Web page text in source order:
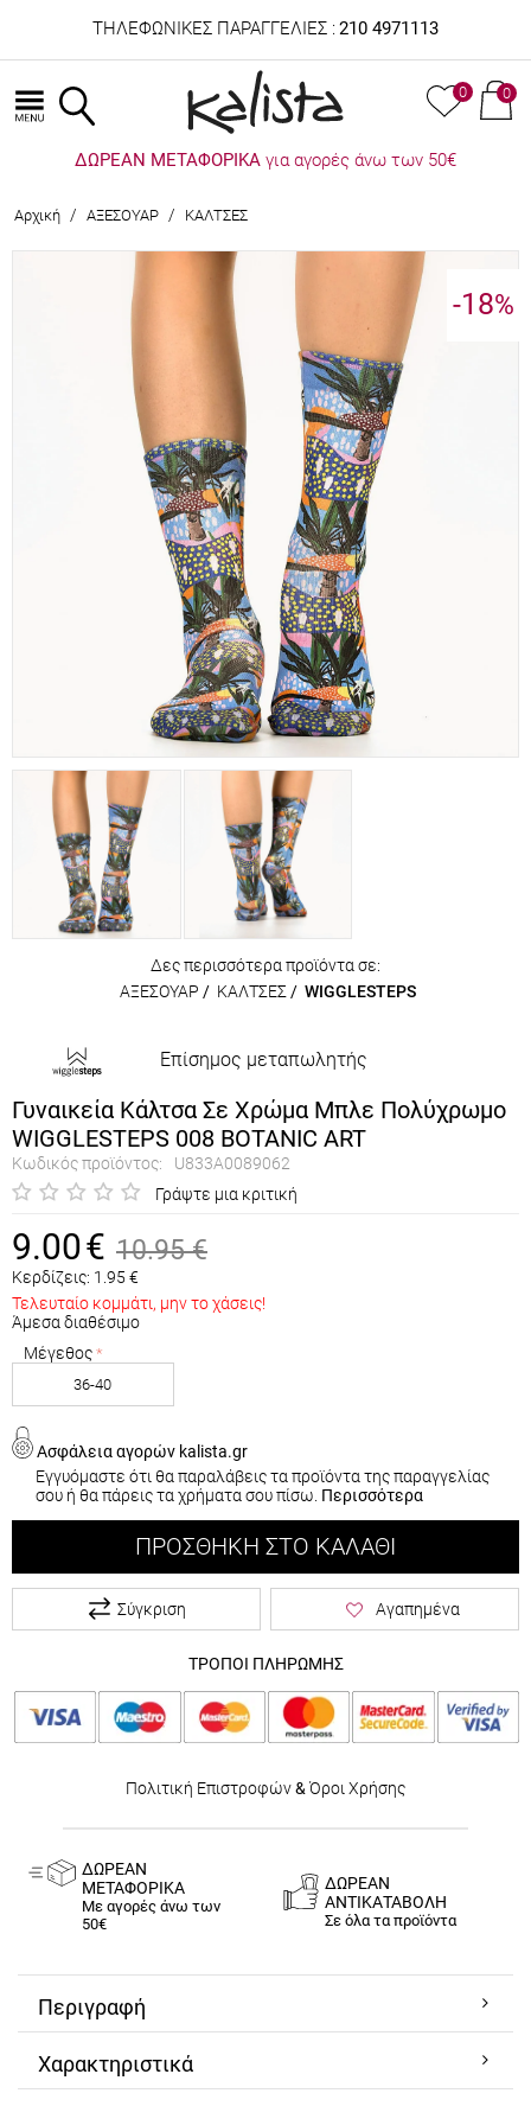
ΤΗΛΕΦΩΝΙΚΕΣ ΠΑΡΑΓΓΕΛΙΕΣ : 210 4971113
0 0
ΔΩΡΕΑΝ ΜΕΤΑΦΟΡΙΚΑ για αγορές άνω των 50€
Αρχική / ΑΞΕΣΟΥΑΡ / ΚΑΛΤΣΕΣ
-18%
Δες περισσότερα προϊόντα σε:
ΑΞΕΣΟΥΑΡ / ΚΑΛΤΣΕΣ / WIGGLESTEPS
Επίσημος μεταπωλητής
Γυναικεία Κάλτσα Σε Χρώμα Μπλε Πολύχρωμο
WIGGLESTEPS 008 BOTANIC ART
Κωδικός προϊόντος:
U833A0089062
Γράψτε μια κριτική
9.00€ 10.95 €
Κερδίζεις: 1.95 €
Τελευταίο κομμάτι, μην το χάσεις!
Άμεσα διαθέσιμο
Μέγεθος
36-40
Ασφάλεια αγορών kalista.gr
Εγγυόμαστε ότι θα παραλάβεις τα προϊόντα της παραγγελίας
σου ή θα πάρεις τα χρήματα σου πίσω. Περισσότερα
ΠΡΟΣΘΉΚΗ ΣΤΟ ΚΑΛΆΘΙ
Σύγκριση Αγαπημένα
ΤΡΟΠΟΙ ΠΛΗΡΩΜΗΣ
Πολιτική Επιστροφών& Όροι Χρήσης
ΔΩΡΕΑΝ
ΜΕΤΑΦΟΡΙΚΑ
Με αγορές άνω των
50€
ΔΩΡΕΑΝ
ΑΝΤΙΚΑΤΑΒΟΛΗ
Σε όλα τα προϊόντα
Περιγραφή
Χαρακτηριστικά